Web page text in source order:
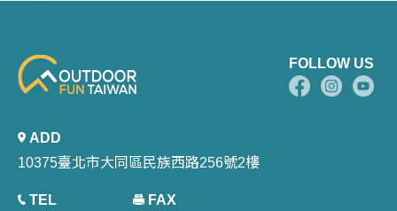
ADD
10375臺北市大同區民族西路256號2樓
TEL FAX
FOLLOW US